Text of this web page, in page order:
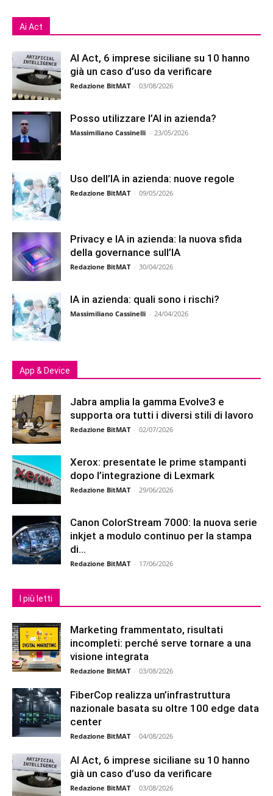
Ai Act
AI Act, 6 imprese siciliane su 10 hanno
già un caso d’uso da verificare
Redazione BitMAT - 03/08/2026
Posso utilizzare l’AI in azienda?
Massimiliano Cassinelli - 23/05/2026
Uso dell’IA in azienda: nuove regole
Redazione BitMAT - 09/05/2026
Privacy e IA in azienda: la nuova sfida
della governance sull’IA
Redazione BitMAT - 30/04/2026
IA in azienda: quali sono i rischi?
Massimiliano Cassinelli - 24/04/2026
App & Device
Jabra amplia la gamma Evolve3 e
supporta ora tutti i diversi stili di lavoro
Redazione BitMAT - 02/07/2026
Xerox: presentate le prime stampanti
dopo l’integrazione di Lexmark
Redazione BitMAT - 29/06/2026
Canon ColorStream 7000: la nuova serie
inkjet a modulo continuo per la stampa
di...
Redazione BitMAT - 17/06/2026
I più letti
Marketing frammentato, risultati
incompleti: perché serve tornare a una
visione integrata
Redazione BitMAT - 03/08/2026
FiberCop realizza un’infrastruttura
nazionale basata su oltre 100 edge data
center
Redazione BitMAT - 04/08/2026
AI Act, 6 imprese siciliane su 10 hanno
già un caso d’uso da verificare
Redazione BitMAT - 03/08/2026